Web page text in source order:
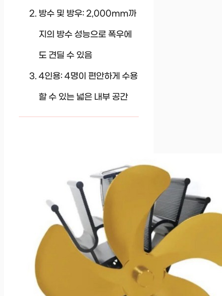
방수 및 방우: 2,000mm까
지의 방수 성능으로 폭우에
도 견딜 수 있음
4인용: 4명이 편안하게 수용
할 수 있는 넓은 내부 공간